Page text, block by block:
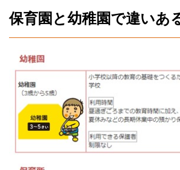
保育園と幼稚園で違いあ